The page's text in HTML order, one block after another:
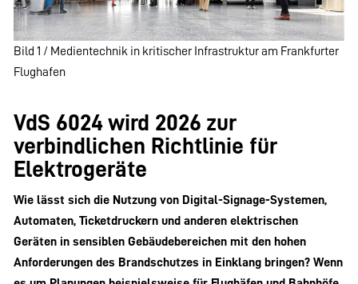
Bild 1 / Medientechnik in kritischer Infrastruktur am Frankfurter
Flughafen
VdS 6024 wird 2026 zur
verbindlichen Richtlinie für
Elektrogeräte
Wie lässt sich die Nutzung von Digital-Signage-Systemen,
Automaten, Ticketdruckern und anderen elektrischen
Geräten in sensiblen Gebäudebereichen mit den hohen
Anforderungen des Brandschutzes in Einklang bringen? Wenn